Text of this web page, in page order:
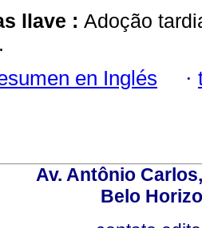
llave : Adoção
en Inglés ·
Av. Antônio
Belo